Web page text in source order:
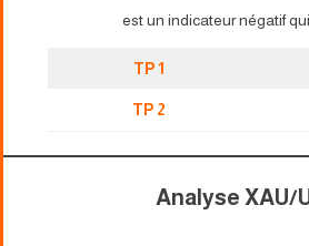
est un indicateur négatif
TP 1
TP 2
Analyse XAU/